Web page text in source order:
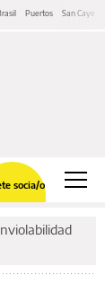
Puertos San
socia/o